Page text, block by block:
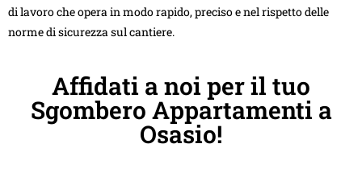
di lavoro che opera in modo rapido, preciso e nel rispetto delle
norme di sicurezza sul cantiere.
Affidati a noi per il tuo
Sgombero Appartamenti a
Osasio!